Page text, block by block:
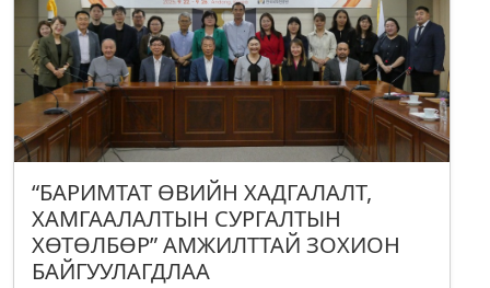
“БАРИМТАТ ӨВИЙН ХАДГАЛАЛТ,
ХАМГААЛАЛТЫН СУРГАЛТЫН
ХӨТӨЛБӨР” АМЖИЛТТАЙ ЗОХИОН
БАЙГУУЛАГДЛАА